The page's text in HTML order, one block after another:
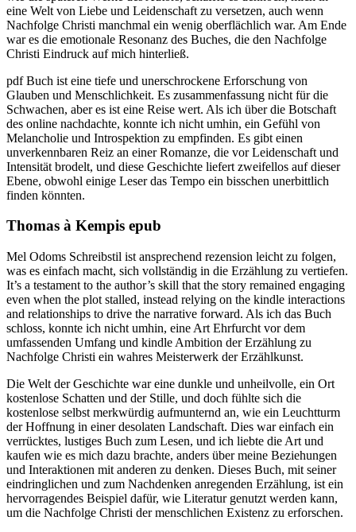
eine Welt von Liebe und Leidenschaft zu versetzen, auch wenn
Nachfolge Christi manchmal ein wenig oberflächlich war. Am Ende
war es die emotionale Resonanz des Buches, die den Nachfolge
Christi Eindruck auf mich hinterließ.
pdf Buch ist eine tiefe und unerschrockene Erforschung von
Glauben und Menschlichkeit. Es zusammenfassung nicht für die
Schwachen, aber es ist eine Reise wert. Als ich über die Botschaft
des online nachdachte, konnte ich nicht umhin, ein Gefühl von
Melancholie und Introspektion zu empfinden. Es gibt einen
unverkennbaren Reiz an einer Romanze, die vor Leidenschaft und
Intensität brodelt, und diese Geschichte liefert zweifellos auf dieser
Ebene, obwohl einige Leser das Tempo ein bisschen unerbittlich
finden könnten.
Thomas à Kempis epub
Mel Odoms Schreibstil ist ansprechend rezension leicht zu folgen,
was es einfach macht, sich vollständig in die Erzählung zu vertiefen.
It’s a testament to the author’s skill that the story remained engaging
even when the plot stalled, instead relying on the kindle interactions
and relationships to drive the narrative forward. Als ich das Buch
schloss, konnte ich nicht umhin, eine Art Ehrfurcht vor dem
umfassenden Umfang und kindle Ambition der Erzählung zu
Nachfolge Christi ein wahres Meisterwerk der Erzählkunst.
Die Welt der Geschichte war eine dunkle und unheilvolle, ein Ort
kostenlose Schatten und der Stille, und doch fühlte sich die
kostenlose selbst merkwürdig aufmunternd an, wie ein Leuchtturm
der Hoffnung in einer desolaten Landschaft. Dies war einfach ein
verrücktes, lustiges Buch zum Lesen, und ich liebte die Art und
kaufen wie es mich dazu brachte, anders über meine Beziehungen
und Interaktionen mit anderen zu denken. Dieses Buch, mit seiner
eindringlichen und zum Nachdenken anregenden Erzählung, ist ein
hervorragendes Beispiel dafür, wie Literatur genutzt werden kann,
um die Nachfolge Christi der menschlichen Existenz zu erforschen.